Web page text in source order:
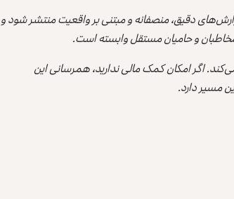
دقیق، منصفانه و مبتنی بر واقعیت منتشر شود و
و حامیان مستقل وابسته است.
اگر امکان کمک مالی ندارید، همرسانی این
مسیر دارد.